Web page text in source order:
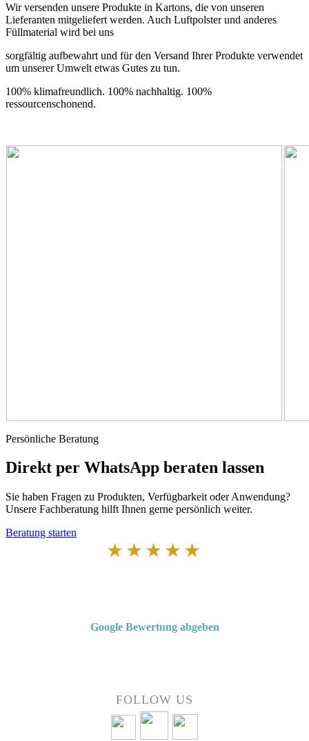
Wir versenden unsere Produkte in Kartons, die von unseren
Lieferanten mitgeliefert werden. Auch Luftpolster und anderes
Füllmaterial wird bei uns
sorgfältig aufbewahrt und für den Versand Ihrer Produkte verwendet
um unserer Umwelt etwas Gutes zu tun.
100% klimafreundlich. 100% nachhaltig. 100%
ressourcenschonend.
Persönliche Beratung
Direkt per WhatsApp beraten lassen
Sie haben Fragen zu Produkten, Verfügbarkeit oder Anwendung?
Unsere Fachberatung hilft Ihnen gerne persönlich weiter.
Beratung starten
★★★★★
Google Bewertung abgeben
FOLLOW US